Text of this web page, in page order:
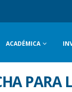
ACADÉMICA
PARA